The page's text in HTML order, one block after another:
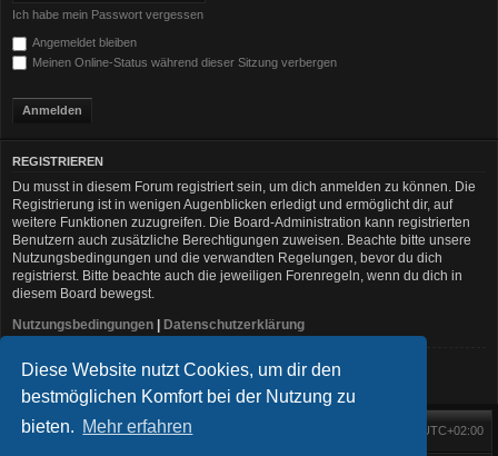
Diese Website nutzt Cookies, um dir den
bestmöglichen Komfort bei der Nutzung zu
bieten. Mehr erfahren
Ich habe mein Passwort vergessen
Angemeldet bleiben
Meinen Online-Status während dieser Sitzung verbergen
REGISTRIEREN
Du musst in diesem Forum registriert sein, um dich anmelden zu können. Die
Registrierung ist in wenigen Augenblicken erledigt und ermöglicht dir, auf
weitere Funktionen zuzugreifen. Die Board-Administration kann registrierten
Benutzern auch zusätzliche Berechtigungen zuweisen. Beachte bitte unsere
Nutzungsbedingungen und die verwandten Regelungen, bevor du dich
registrierst. Bitte beachte auch die jeweiligen Forenregeln, wenn du dich in
diesem Board bewegst.
Nutzungsbedingungen | Datenschutzerklärung
Registrieren
Startseite Foren-Übersicht UTC+02:00